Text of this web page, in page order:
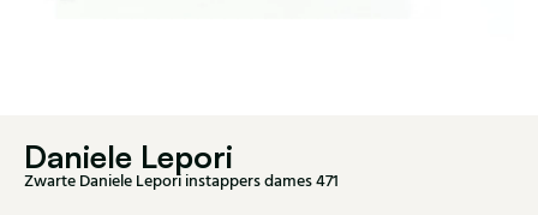
Daniele Lepori
Zwarte Daniele Lepori instappers dames 471